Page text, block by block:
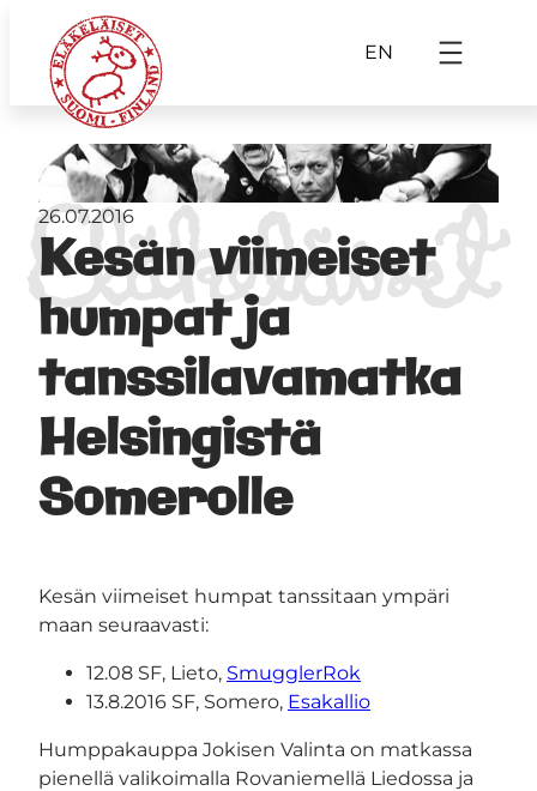
EN
Kesän viimeiset
humpat ja
tanssilavamatka
Helsingistä
Somerolle
26.07.2016
Kesän viimeiset humpat tanssitaan ympäri
maan seuraavasti:
12.08 SF, Lieto, SmugglerRok
13.8.2016 SF, Somero, Esakallio
Humppakauppa Jokisen Valinta on matkassa
pienellä valikoimalla Rovaniemellä Liedossa ja